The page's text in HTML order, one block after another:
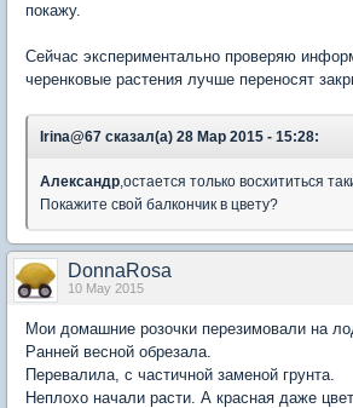
покажу.
Сейчас экспериментально проверяю
черенковые растения лучше переносят
Irina@67 сказал(а) 28 Мар 2015 - 15:28:
Александр,остается только восхититься
Покажите свой балкончик в цвету?
DonnaRosa
10 May 2015
Мои домашние розочки перезимовали на
Ранней весной обрезала.
Перевалила, с частичной заменой грунта.
Неплохо начали расти. А красная даже